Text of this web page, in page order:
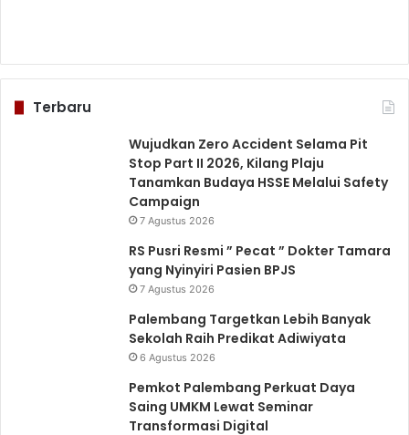
Terbaru
Wujudkan Zero Accident Selama Pit
Stop Part II 2026, Kilang Plaju
Tanamkan Budaya HSSE Melalui Safety
Campaign
7 Agustus 2026
RS Pusri Resmi ” Pecat ” Dokter Tamara
yang Nyinyiri Pasien BPJS
7 Agustus 2026
Palembang Targetkan Lebih Banyak
Sekolah Raih Predikat Adiwiyata
6 Agustus 2026
Pemkot Palembang Perkuat Daya
Saing UMKM Lewat Seminar
Transformasi Digital